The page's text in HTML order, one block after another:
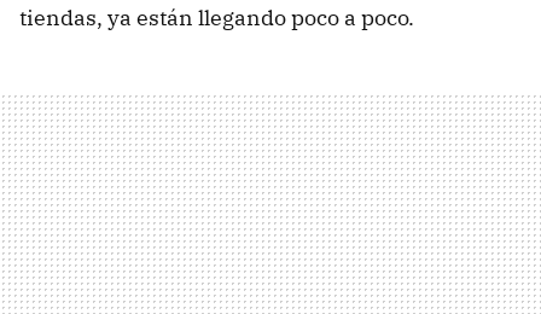
tiendas, ya están llegando poco a poco.